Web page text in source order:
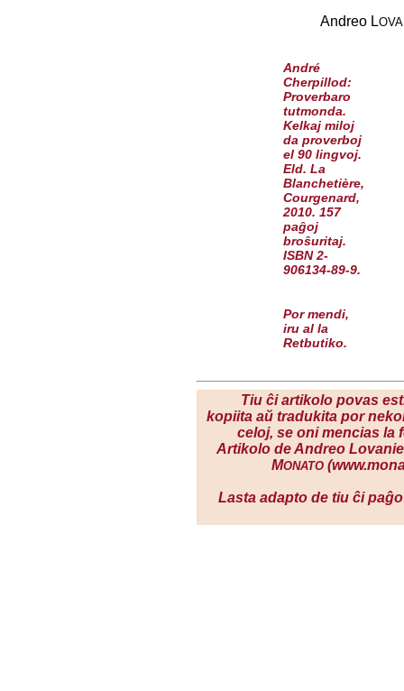
Andreo L
André
Cherpillod:
Proverbaro
tutmonda.
Kelkaj miloj
da proverboj
el 90 lingvoj.
Eld. La
Blanchetière,
Courgenard,
2010. 157
paĝoj
broŝuritaj.
ISBN 2-
906134-89-9.
Por mendi,
iru alla
Retbutiko.
Tiu ĉi artikolo povas
kopiita aŭ tradukita por
celoj, se oni mencias la
Artikolo de Andreo
MONATO
Lasta adapto de tiu ĉi